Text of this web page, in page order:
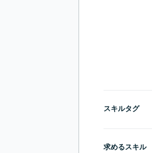
スキルタグ
求めるスキル